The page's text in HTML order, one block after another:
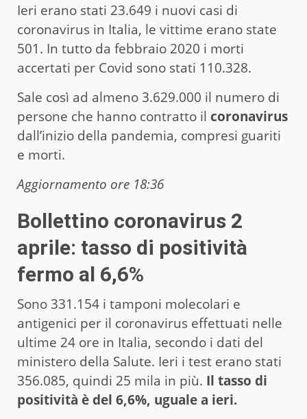
Ieri erano stati 23.649 i nuovi casi di
coronavirus in Italia, le vittime erano state
501. In tutto da febbraio 2020 i morti
accertati per Covid sono stati 110.328.
Sale così ad almeno 3.629.000 il numero di
persone che hanno contratto il coronavirus
dall’inizio della pandemia, compresi guariti
e morti.
Aggiornamento ore 18:36
Bollettino coronavirus 2
aprile: tasso di positività
fermo al 6,6%
Sono 331.154 i tamponi molecolari e
antigenici per il coronavirus effettuati nelle
ultime 24 ore in Italia, secondo i dati del
ministero della Salute. Ieri i test erano stati
356.085, quindi 25 mila in più. Il tasso di
positività è del 6,6%, uguale a ieri.